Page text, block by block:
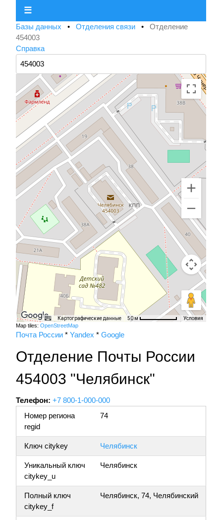
☰
Базы данных • Отделения связи • Отделение
454003
Справка
Картографические данные 50 м Условия
Map tiles: OpenStreetMap
Почта России * Yandex * Google
Отделение Почты России
454003 "Челябинск"
Телефон: +7 800-1-000-000
Номер региона
regid
74
Ключ citykey Челябинск
Уникальный ключ
citykey_u
Челябинск
Полный ключ
citykey_f
Челябинск, 74, Челябинский